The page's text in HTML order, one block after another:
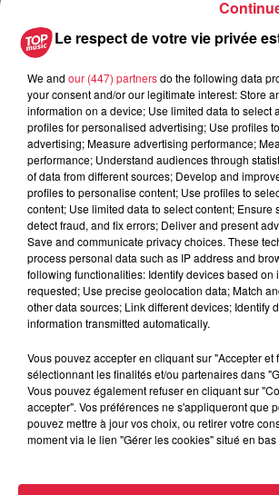
A lire aussi
6 août 2026
À Hoerdt, de l’eau
robinets
6 août 2026
Tags antisémites à
Catherine Trautmann
6 août 2026
Au zoo de
avec les flamants
Le respect de votre vie privée
We and our (447) partnersdo the following data
your consent and/or our legitimate interest: Store
information on a device; Use limited data to select
profiles for personalised advertising; Use profiles
advertising; Measure advertising performance;
performance; Understand audiences through
of data from different sources; Develop and
profiles to personalise content; Use profiles to
content; Use limited data to select content; Ensure
detect fraud, and fix errors; Deliver and present
Save and communicate privacy choices. These
process personal data such as IP address and
following functionalities: Identify devices based on
requested; Use precise geolocation data; Match
other data sources; Link different devices; Identify
information transmitted automatically.
Vous pouvez accepter en cliquant sur "Accepter et
sélectionnant les finalités et/ou partenaires dans
Vous pouvez également refuser en cliquant sur
accepter". Vos préférences ne s'appliqueront que
pouvez mettre à jour vos choix, ou retirer votre
moment via le lien "Gérer les cookies" situé en